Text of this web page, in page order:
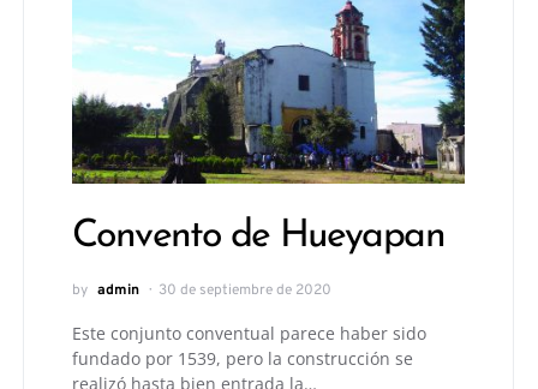
Convento de Hueyapan
by admin 30 de septiembre de 2020
Este conjunto conventual parece haber sido
fundado por 1539, pero la construcción se
realizó hasta bien entrada la…